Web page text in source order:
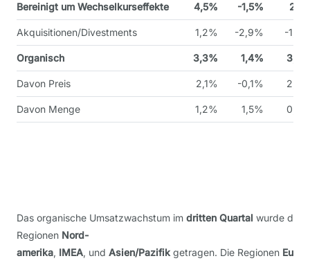
Bereinigt um Wechselkurseffekte 4,5% -1,5%
Akquisitionen/Divestments 1,2% -2,9% -
Organisch 3,3% 1,4%
Davon Preis 2,1% -0,1%
Davon Menge 1,2% 1,5%
Das organische Umsatzwachstum im dritten Quartal wurde
Regionen Nord-
amerika, IMEA, und Asien/Pazifik getragen. Die Regionen